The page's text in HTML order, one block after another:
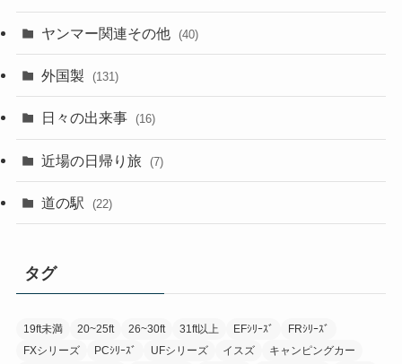
ヤンマー関連その他 (40)
外国製 (131)
日々の出来事 (16)
近場の日帰り旅 (7)
道の駅 (22)
タグ
19ft未満 20~25ft 26~30ft 31ft以上 EFｼﾘｰｽﾞ
FRｼﾘｰｽﾞ
FXシリーズ
PCｼﾘｰｽﾞ UFシリーズ イスズ
キャンピングカー